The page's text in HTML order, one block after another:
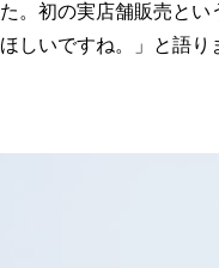
。初の実店舗販売と
しいですね。」と語り